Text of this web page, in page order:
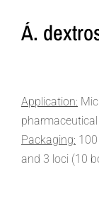
Á.
Application:
Packaging:
and 3 loci (10